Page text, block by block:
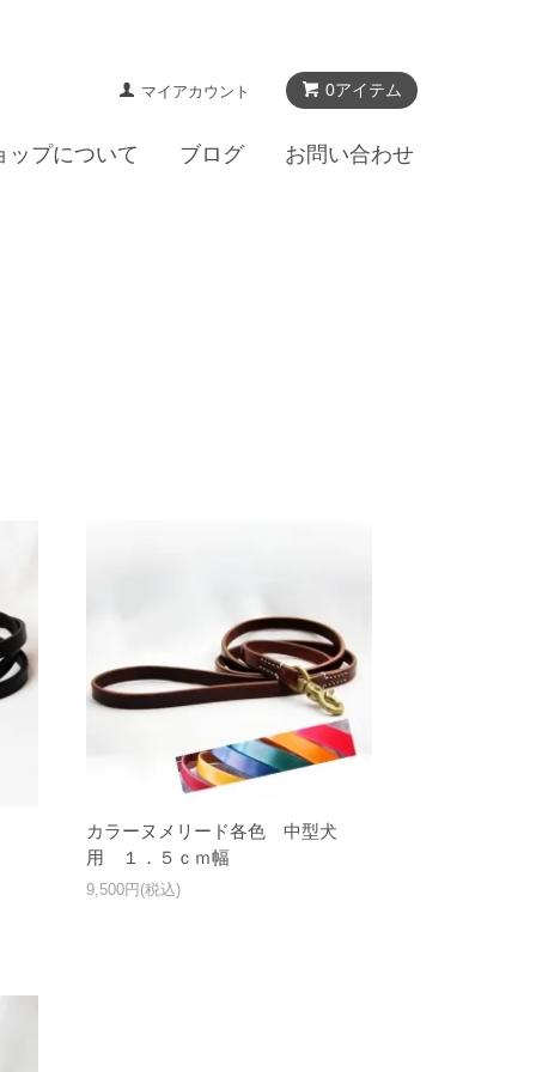
0アイテム
マイアカウント
ップについて ブログ お問い合わせ
カラーヌメリード各色 中型犬
用 １．５ｃｍ幅
9,500円(税込)